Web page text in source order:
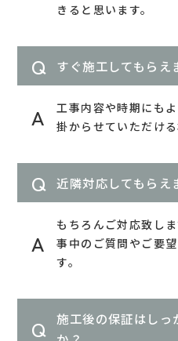
きると思います。
すぐ施工してもらえ
工事内容や時期にも
掛からせていただける
近隣対応してもらえ
もちろんご対応致し
事中のご質問やご要
す。
施工後の保証はしっ